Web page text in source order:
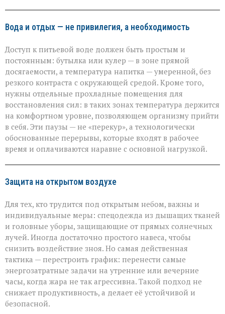
Вода и отдых — не привилегия, а необходимость
Доступ к питьевой воде должен быть простым и
постоянным: бутылка или кулер — в зоне прямой
досягаемости, а температура напитка — умеренной, без
резкого контраста с окружающей средой. Кроме того,
нужны отдельные прохладные помещения для
восстановления сил: в таких зонах температура держится
на комфортном уровне, позволяющем организму прийти
в себя. Эти паузы — не «перекур», а технологически
обоснованные перерывы, которые входят в рабочее
время и оплачиваются наравне с основной нагрузкой.
Защита на открытом воздухе
Для тех, кто трудится под открытым небом, важны и
индивидуальные меры: спецодежда из дышащих тканей
и головные уборы, защищающие от прямых солнечных
лучей. Иногда достаточно простого навеса, чтобы
снизить воздействие зноя. Но самая действенная
тактика — перестроить график: перенести самые
энергозатратные задачи на утренние или вечерние
часы, когда жара не так агрессивна. Такой подход не
снижает продуктивность, а делает её устойчивой и
безопасной.